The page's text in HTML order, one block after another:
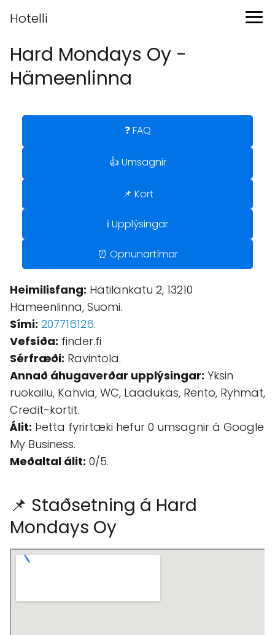
Hotelli
Hard Mondays Oy -
Hämeenlinna
❓ FAQ
👍 Umsagnir
📌 Kort
ℹ️ Upplýsingar
⏰ Opnunartímar
Heimilisfang: Hätilänkatu 2, 13210
Hämeenlinna, Suomi.
Sími: 207716126.
Vefsíða: finder.fi
Sérfræði: Ravintola.
Annað áhugaverðar upplýsingar: Yksin
ruokailu, Kahvia, WC, Laadukas, Rento, Ryhmät,
Credit-kortit.
Álit: Þetta fyrirtæki hefur 0 umsagnir á Google
My Business.
Meðaltal álit: 0/5.
📌 Staðsetning á Hard
Mondays Oy